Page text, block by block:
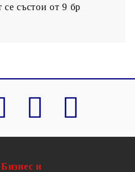
се състои от 9 бр
Бизнес и